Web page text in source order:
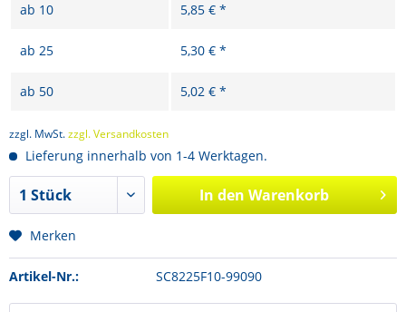
ab 10 5,85 € *
ab 25 5,30 € *
ab 50 5,02 € *
zzgl. MwSt.zzgl. Versandkosten
Lieferung innerhalb von 1-4 Werktagen.
In den Warenkorb
Merken
Artikel-Nr.: SC8225F10-99090